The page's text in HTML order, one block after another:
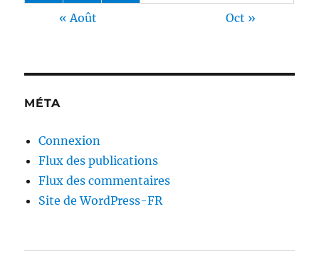
« Août Oct »
MÉTA
Connexion
Flux des publications
Flux des commentaires
Site de WordPress-FR